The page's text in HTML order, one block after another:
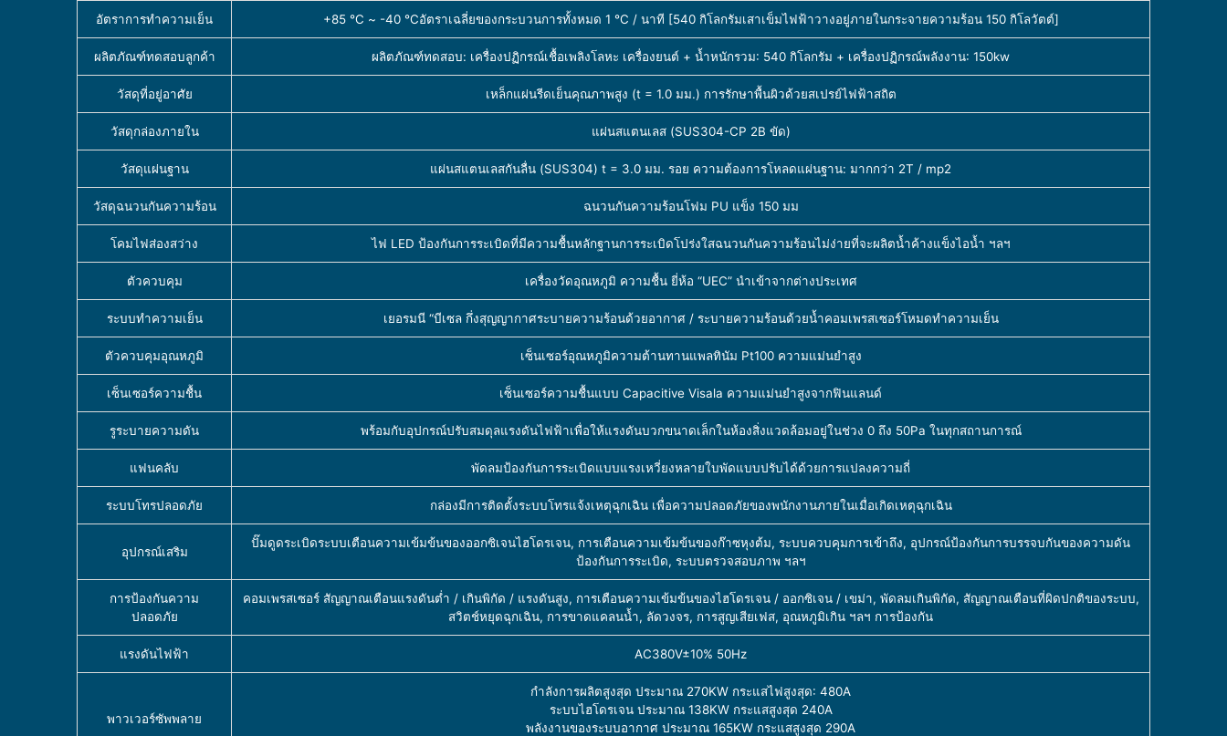
อัตราการทำความเย็น +85 ℃ ~ -40 ℃อัตราเฉลี่ยของกระบวนการทั้งหมด 1 ℃ / นาที [540 กิโลกรัมเสาเข็มไฟฟ้าวางอยู่ภายในกระจายความร้อน 150 กิโลวัตต์]
ผลิตภัณฑ์ทดสอบลูกค้า ผลิตภัณฑ์ทดสอบ: เครื่องปฏิกรณ์เชื้อเพลิงโลหะ เครื่องยนต์ + น้ำหนักรวม: 540 กิโลกรัม + เครื่องปฏิกรณ์พลังงาน: 150kw
วัสดุที่อยู่อาศัย เหล็กแผ่นรีดเย็นคุณภาพสูง (t = 1.0 มม.) การรักษาพื้นผิวด้วยสเปรย์ไฟฟ้าสถิต
วัสดุกล่องภายใน แผ่นสแตนเลส (SUS304-CP 2B ขัด)
วัสดุแผ่นฐาน แผ่นสแตนเลสกันลื่น (SUS304) t = 3.0 มม. รอย ความต้องการโหลดแผ่นฐาน: มากกว่า 2T / mp2
วัสดุฉนวนกันความร้อน ฉนวนกันความร้อนโฟม PU แข็ง 150 มม
โคมไฟส่องสว่าง ไฟ LED ป้องกันการระเบิดที่มีความชื้นหลักฐานการระเบิดโปร่งใสฉนวนกันความร้อนไม่ง่ายที่จะผลิตน้ำค้างแข็งไอน้ำ ฯลฯ
ตัวควบคุม เครื่องวัดอุณหภูมิ ความชื้น ยี่ห้อ “UEC” นำเข้าจากต่างประเทศ
ระบบทำความเย็น เยอรมนี “บีเซล กึ่งสุญญากาศระบายความร้อนด้วยอากาศ / ระบายความร้อนด้วยน้ำคอมเพรสเซอร์โหมดทำความเย็น
ตัวควบคุมอุณหภูมิ เซ็นเซอร์อุณหภูมิความต้านทานแพลทินัม Pt100 ความแม่นยำสูง
เซ็นเซอร์ความชื้น เซ็นเซอร์ความชื้นแบบ Capacitive Visala ความแม่นยำสูงจากฟินแลนด์
รูระบายความดัน พร้อมกับอุปกรณ์ปรับสมดุลแรงดันไฟฟ้าเพื่อให้แรงดันบวกขนาดเล็กในห้องสิ่งแวดล้อมอยู่ในช่วง 0 ถึง 50Pa ในทุกสถานการณ์
แฟนคลับ พัดลมป้องกันการระเบิดแบบแรงเหวี่ยงหลายใบพัดแบบปรับได้ด้วยการแปลงความถี่
ระบบโทรปลอดภัย กล่องมีการติดตั้งระบบโทรแจ้งเหตุฉุกเฉิน เพื่อความปลอดภัยของพนักงานภายในเมื่อเกิดเหตุฉุกเฉิน
อุปกรณ์เสริม
ปั๊มดูดระเบิดระบบเตือนความเข้มข้นของออกซิเจนไฮโดรเจน, การเตือนความเข้มข้นของก๊าซหุงต้ม, ระบบควบคุมการเข้าถึง, อุปกรณ์ป้องกันการบรรจบกันของความดัน
ป้องกันการระเบิด, ระบบตรวจสอบภาพ ฯลฯ
การป้องกันความ
ปลอดภัย
คอมเพรสเซอร์ สัญญาณเตือนแรงดันต่ำ / เกินพิกัด / แรงดันสูง, การเตือนความเข้มข้นของไฮโดรเจน / ออกซิเจน / เขม่า, พัดลมเกินพิกัด, สัญญาณเตือนที่ผิดปกติของระบบ,
สวิตช์หยุดฉุกเฉิน, การขาดแคลนน้ำ, ลัดวงจร, การสูญเสียเฟส, อุณหภูมิเกิน ฯลฯ การป้องกัน
แรงดันไฟฟ้า AC380V±10% 50Hz
พาวเวอร์ซัพพลาย
กำลังการผลิตสูงสุด ประมาณ 270KW กระแสไฟสูงสุด: 480A
ระบบไฮโดรเจน ประมาณ 138KW กระแสสูงสุด 240A
พลังงานของระบบอากาศ ประมาณ 165KW กระแสสูงสุด 290A